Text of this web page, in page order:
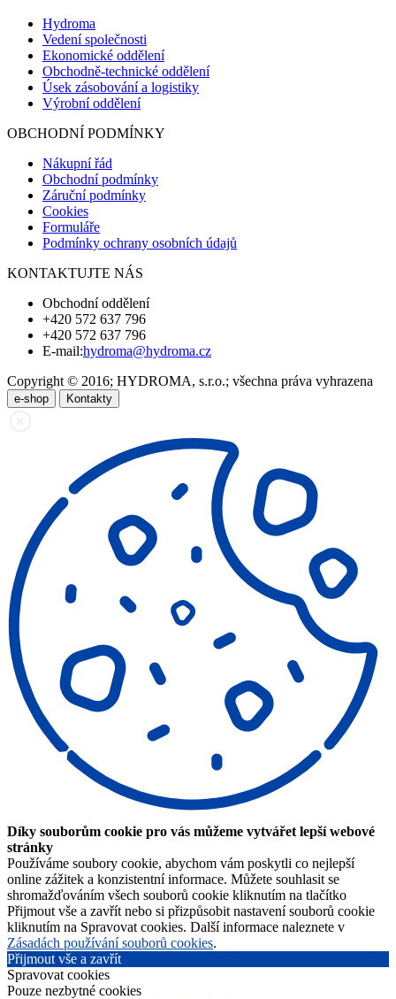
Hydroma
Vedení společnosti
Ekonomické oddělení
Obchodně-technické oddělení
Úsek zásobování a logistiky
Výrobní oddělení
OBCHODNÍ PODMÍNKY
Nákupní řád
Obchodní podmínky
Záruční podmínky
Cookies
Formuláře
Podmínky ochrany osobních údajů
KONTAKTUJTE NÁS
Obchodní oddělení
+420 572 637 796
+420 572 637 796
E-mail:hydroma@hydroma.cz
Copyright © 2016; HYDROMA, s.r.o.; všechna práva vyhrazena
e-shop Kontakty
Díky souborům cookie pro vás můžeme vytvářet lepší webové
stránky
Používáme soubory cookie, abychom vám poskytli co nejlepší
online zážitek a konzistentní informace. Můžete souhlasit se
shromažďováním všech souborů cookie kliknutím na tlačítko
Přijmout vše a zavřít nebo si přizpůsobit nastavení souborů cookie
kliknutím na Spravovat cookies. Další informace naleznete v
Zásadách používání souborů cookies.
Přijmout vše a zavřít
Spravovat cookies
Pouze nezbytné cookies